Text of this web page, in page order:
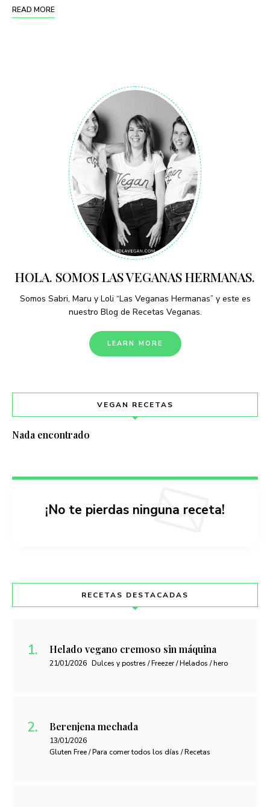
READ MORE
HOLA. SOMOS LAS VEGANAS HERMANAS.
Somos Sabri, Maru y Loli “Las Veganas Hermanas” y este es
nuestro Blog de Recetas Veganas.
LEARN MORE
VEGAN RECETAS
Nada encontrado
¡No te pierdas ninguna receta!
RECETAS DESTACADAS
Helado vegano cremoso sin máquina
21/01/2026 Dulces y postres / Freezer / Helados / hero
Berenjena mechada
13/01/2026
Gluten Free / Para comer todos los días / Recetas